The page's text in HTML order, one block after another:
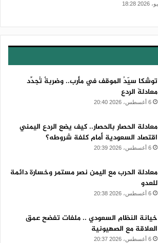
توشكا سيّدُ الموقف في مأرب.. وضربةٌ تُجدِّد
معادلةَ الردع
6 أغسطس، 2026 20:40
معادلة الحصار بالحصار.. كيف يضع الردع اليمني
اقتصاد السعودية أمام كلفة شروطه؟
6 أغسطس، 2026 20:39
معادلة الحرب مع اليمن نصر مستمر وخسارة دائمة
للعدو
6 أغسطس، 2026 20:38
خيانة النظام السعودي .. ملفات تفضح عمق
العلاقة مع الصهيونية
6 أغسطس، 2026 20:37